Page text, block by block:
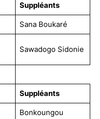
Suppléants
Sana Boukaré
Sawadogo Sidonie
Suppléants
Bonkoungou